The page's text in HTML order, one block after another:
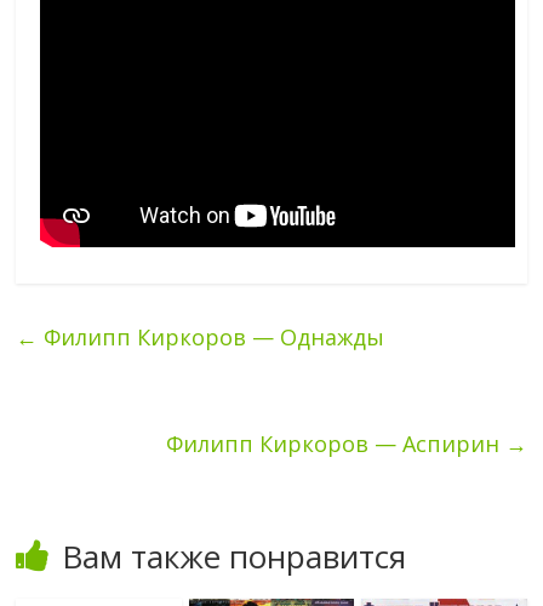
← Филипп Киркоров — Однажды
Филипп Киркоров — Аспирин →
Вам также понравится